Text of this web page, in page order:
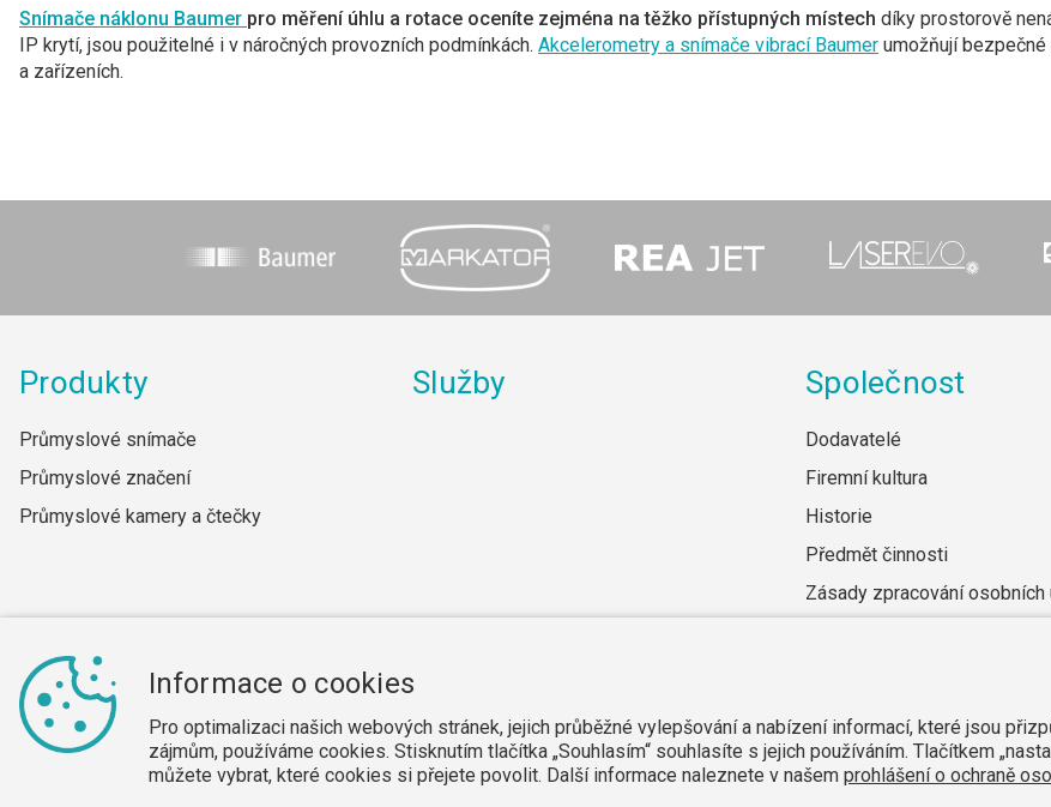
Snímače náklonu Baumer pro měření úhlu a rotace oceníte zejména na těžko přístupných místech díky prostorově
IP krytí, jsou použitelné i v náročných provozních podmínkách. Akcelerometry a snímače vibrací Baumer umožňují
a zařízeních.
Produkty
Průmyslové snímače
Průmyslové značení
Průmyslové kamery a čtečky
Služby Společnost
Dodavatelé
Firemní kultura
Historie
Předmět činnosti
Zásady zpracování osobních
Cookies Dodavatelé
Informace o cookies
Pro optimalizaci našich webových stránek, jejich průběžné vylepšování a nabízení informací, které jsou
zájmům, používáme cookies. Stisknutím tlačítka „Souhlasím“ souhlasíte s jejich používáním. Tlačítkem
můžete vybrat, které cookies si přejete povolit. Další informace naleznete v našem prohlášení o ochraně